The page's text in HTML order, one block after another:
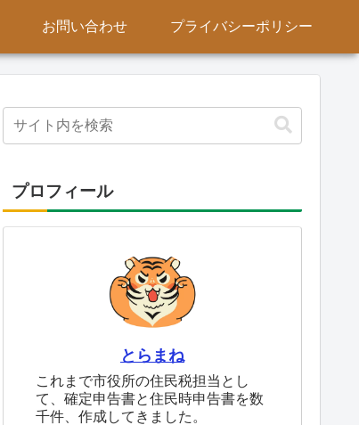
お問い合わせ プライバシーポリシー
プロフィール
とらまね
これまで市役所の住民税担当とし
て、確定申告書と住民時申告書を数
千件、作成してきました。